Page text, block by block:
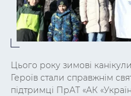
Цього року зимові
Героїв стали справжнім
підтримці ПрАТ «АК